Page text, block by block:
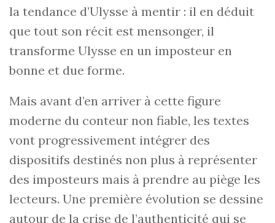
la tendance d’Ulysse à mentir : il en déduit
que tout son récit est mensonger, il
transforme Ulysse en un imposteur en
bonne et due forme.
Mais avant d’en arriver à cette figure
moderne du conteur non fiable, les textes
vont progressivement intégrer des
dispositifs destinés non plus à représenter
des imposteurs mais à prendre au piège les
lecteurs. Une première évolution se dessine
autour de la crise de l’authenticité qui se